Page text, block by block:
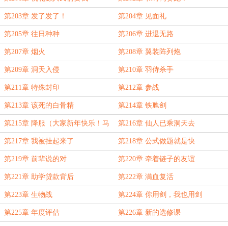
第203章 发了发了！ 第204章 见面礼
第205章 往日种种 第206章 进退无路
第207章 烟火 第208章 翼装阵列炮
第209章 洞天入侵 第210章 羽侍杀手
第211章 特殊封印 第212章 参战
第213章 该死的白骨精 第214章 铁虺剑
第215章 降服（大家新年快乐！马
年牛逼！）
第216章 仙人已乘洞天去
第217章 我被挂起来了 第218章 公式做题就是快
第219章 前辈说的对 第220章 牵着链子的友谊
第221章 助学贷款背后 第222章 满血复活
第223章 生物战 第224章 你用剑，我也用剑
第225章 年度评估 第226章 新的选修课